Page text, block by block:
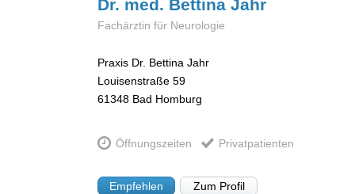
Dr. med. BettinaJahr
Fachärztin für Neurologie
Praxis Dr. Bettina Jahr
Louisenstraße 59
61348 Bad Homburg
Öffnungszeiten Privatpatienten
Empfehlen Zum Profil